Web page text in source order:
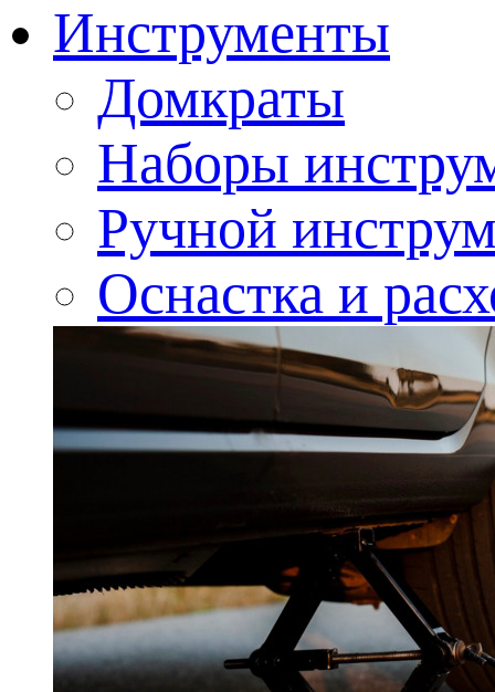
Инструменты
Домкраты
Наборы
Ручной
Оснастка и